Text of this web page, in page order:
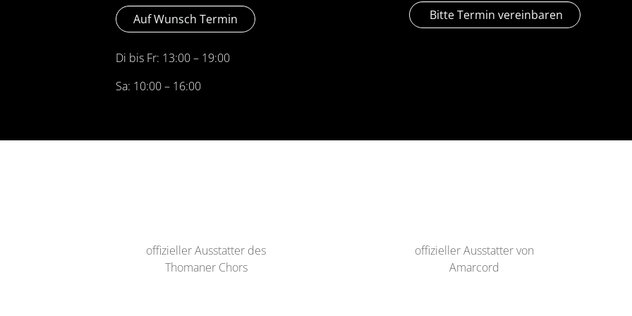
Auf Wunsch Termin
Di bis Fr: 13:00 – 19:00
Sa: 10:00 – 16:00
Bitte Termin vereinbaren
offizieller Ausstatter des
Thomaner Chors
offizieller Ausstatter von
Amarcord